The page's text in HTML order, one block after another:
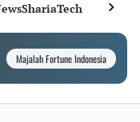
ShariaTech
Majalah Fortune Indonesia